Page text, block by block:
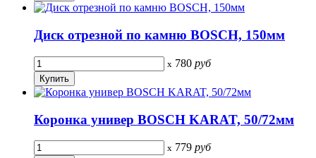
Диск отрезной по камню BOSCH, 150мм
x 780 руб
Коронка универ BOSCH KARAT, 50/72мм
x 779 руб